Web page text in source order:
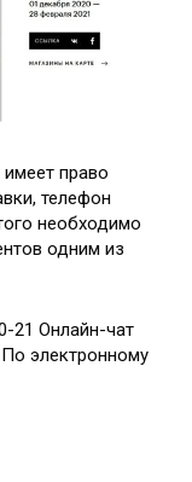
право
телефон
необходимо
одним из
21 Онлайн-чат
электронному